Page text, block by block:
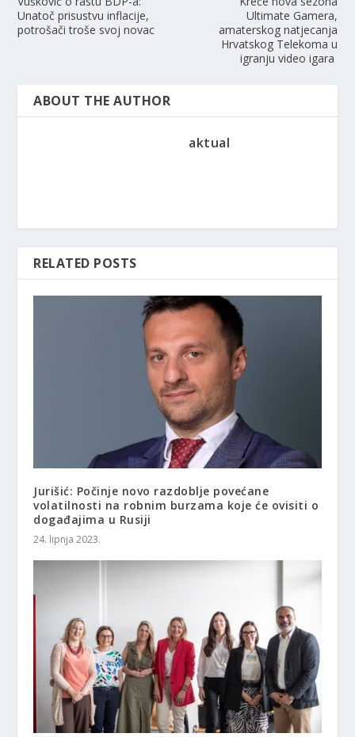
Unatoč prisustvu inflacije,
potrošači troše svoj novac
Ultimate Gamera,
amaterskog natjecanja
Hrvatskog Telekoma u
igranju video igara
ABOUT THE AUTHOR
aktual
RELATED POSTS
Jurišić: Počinje novo razdoblje povećane
volatilnosti na robnim burzama koje će ovisiti o
događajima u Rusiji
24. lipnja 2023.